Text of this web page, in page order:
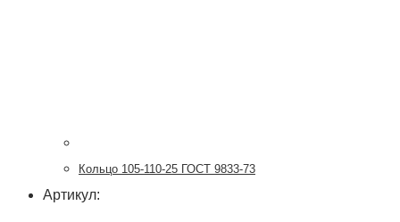
Кольцо 105-110-25 ГОСТ 9833-73
Артикул: